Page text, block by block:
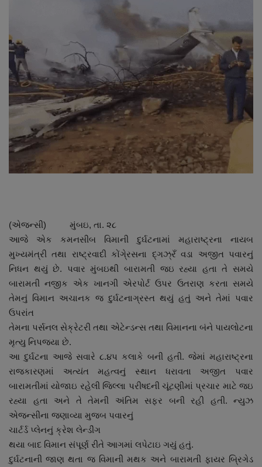
Contact
Dipotsav Special
આંતરરાષ્ટ્રીય
રાષ્ટ્રીય
ગુજરાત
Support US
બજારના સમાચાર
નાણાંકીય સમાચાર
સ્થાનિક સમાચાર
સ્પોર્ટ્સ
રાશિફળ
ગુનાખોરી
બોલિવૂડ
સ્વાસ્થ્ય
(એજન્સી) મુંબઇ, તા. ૨૮
આજે એક કમનસીબ વિમાની દુર્ઘટનામાં મહારાષ્ટ્રના નાયબ
મુખ્યમંત્રી તથા રાષ્ટ્રવાદી કોંગે્રસના દ્ગઝ્રઁ વડા અજીત પવારનું
નિધન થયું છે. પવાર મુંબઇથી બારામતી જઇ રહ્યા હતા તે સમયે
બારામતી નજીક એક ખાનગી એરપોર્ટ ઉપર ઉતરાણ કરતા સમયે
તેમનું વિમાન અચાનક જ દુર્ઘટનાગ્રસ્ત થયું હતું અને તેમાં પવાર
ઉપરાંત
તેમના પર્સનલ સેક્રેટરી તથા એટેન્ડન્સ તથા વિમાનના બંને પાયલોટના
મૃત્યુ નિપજયા છે.
આ દુર્ઘટના આજે સવારે ૮.૪પ કલાકે બની હતી. જેમાં મહારાષ્ટ્રના
રાજકારણમાં અત્યંત મહત્વનું સ્થાન ધરાવતા અજીત પવાર
બારામતીમાં યોજાઇ રહેલી જિલ્લા પરીષદની ચૂંટણીમાં પ્રચાર માટે જઇ
રહ્યા હતા અને તે તેમની અંતિમ સફર બની રહી હતી. ન્યુઝ
એજન્સીના જણાવ્યા મુજબ પવારનું
ચાર્ટર્ડ પ્લેનનું ક્રેશ લેન્ડીંગ
થયા બાદ વિમાન સંપૂર્ણ રીતે આગમાં લપેટાઇ ગયું હતું.
દુર્ઘટનાની જાણ થતા જ વિમાની મથક અને બારામતી ફાયર બ્રિગેડ